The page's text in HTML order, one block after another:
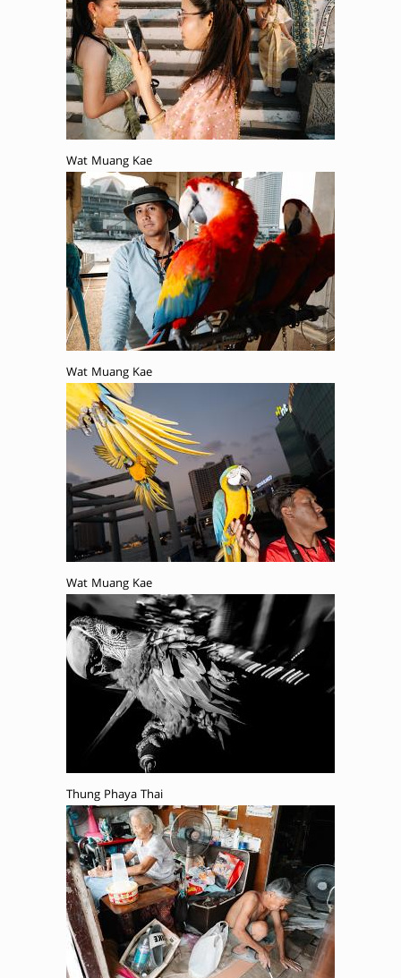
Wat Muang Kae
Wat Muang Kae
Wat Muang Kae
Thung Phaya Thai